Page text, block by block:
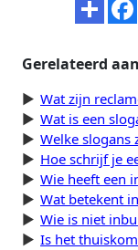
Gerelateerd
Wat zijn
Wat is een
Welke slogans
Hoe schrijf je
Wie heeft een
Wat betekent
Wie is niet
Is het